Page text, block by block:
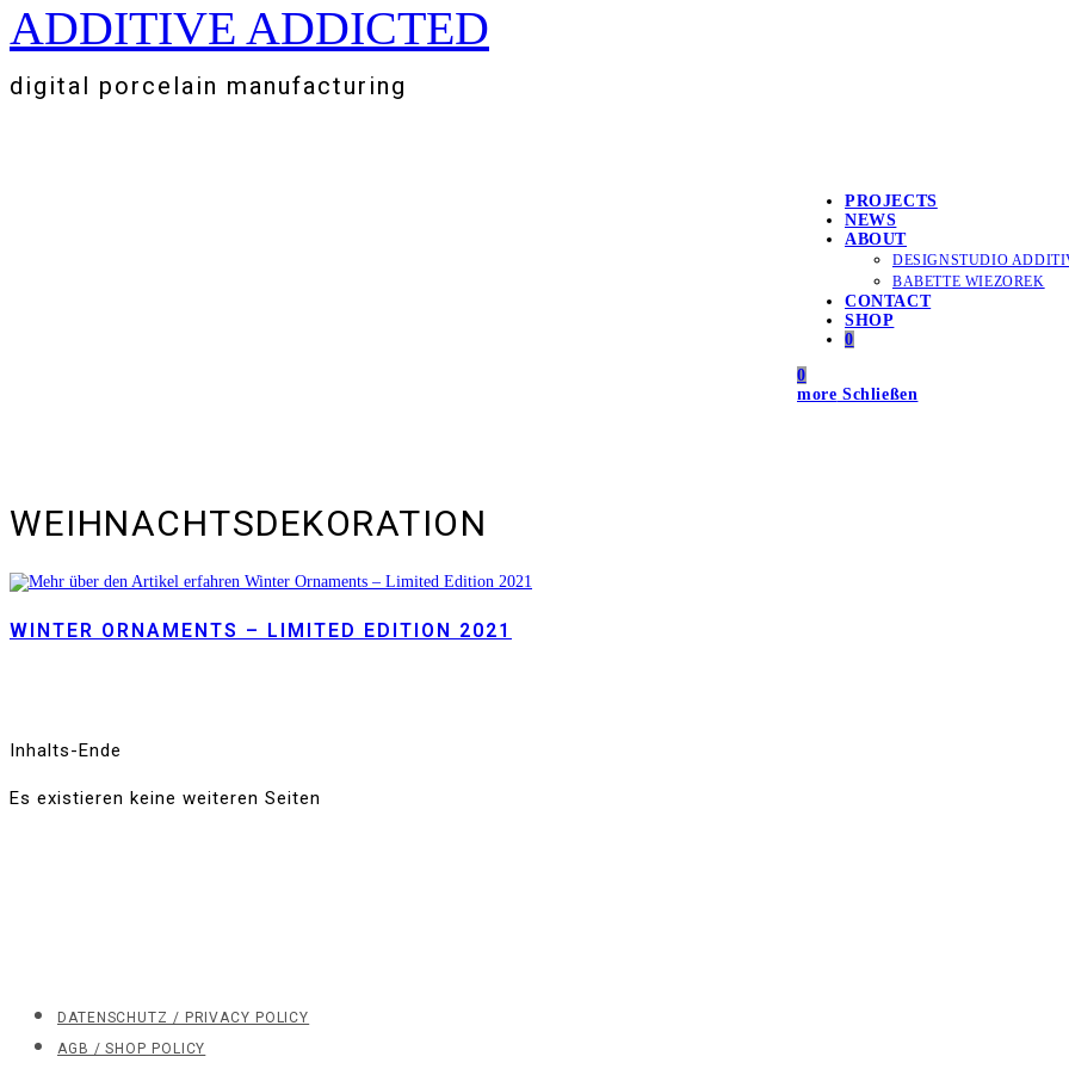
Zum
Inhalt
springen
ADDITIVE ADDICTED
digital porcelain manufacturing
PROJECTS
NEWS
ABOUT
DESIGNSTUDIO
BABETTE WIEZOREK
CONTACT
SHOP
0
0
more Schließen
WEIHNACHTSDEKORATION
WINTER ORNAMENTS – LIMITED EDITION 2021
Inhalts-Ende
Es existieren keine weiteren Seiten
DATENSCHUTZ / PRIVACY POLICY
AGB / SHOP POLICY